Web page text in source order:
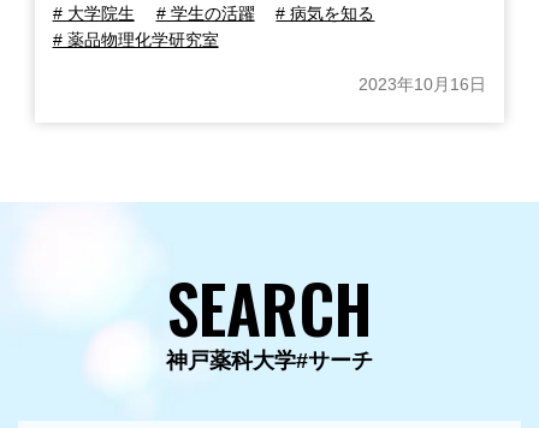
# 大学院生
# 学生の活躍
# 病気を知る
# 薬品物理化学研究室
2023年10月16日
SEARCH
神戸薬科大学#サーチ